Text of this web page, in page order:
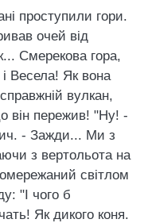
проступили гори.
очей вiд
Смерекова гора,
Весела! Як вона
вулкан,
вiн пережив! "Ну! -
- Зажди... Ми з
з вертольота на
свiтлом
"I чого б
Як дикого коня.